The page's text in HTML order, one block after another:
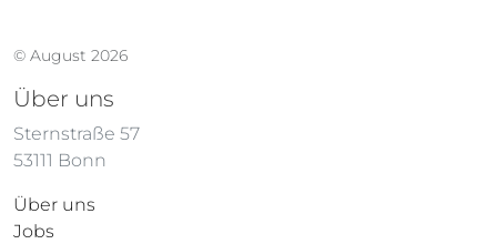
© August 2026
Über uns
Sternstraße 57
53111 Bonn
Über uns
Jobs